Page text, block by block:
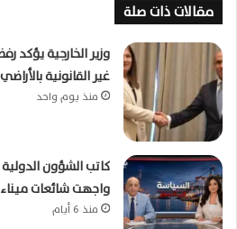
مقالات ذات صلة
وزير الخارجية يؤكد
غير القانونية
منذ يوم واحد
كاتب الشؤون
واجهت شائعات
منذ 6 أيام